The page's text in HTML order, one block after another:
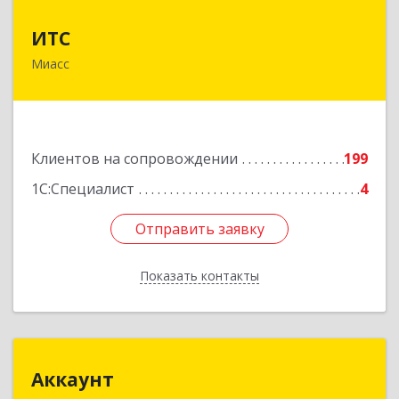
ИТС
Миасс
Клиентов на сопровождении
199
1С:Специалист
4
Отправить заявку
Показать контакты
456300, Челябинская обл, Миасс г, Романенко
Отправить заявку
Назад
Аккаунт